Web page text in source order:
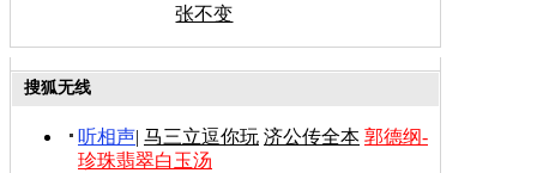
张不变
搜狐无线
听相声| 马三立逗你玩 济公传全本 郭德纲-
珍珠翡翠白玉汤